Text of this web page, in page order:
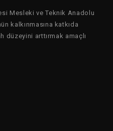
Mesleki ve Teknik Anadolu
kalkınmasına katkıda
düzeyini arttırmak amaçlı